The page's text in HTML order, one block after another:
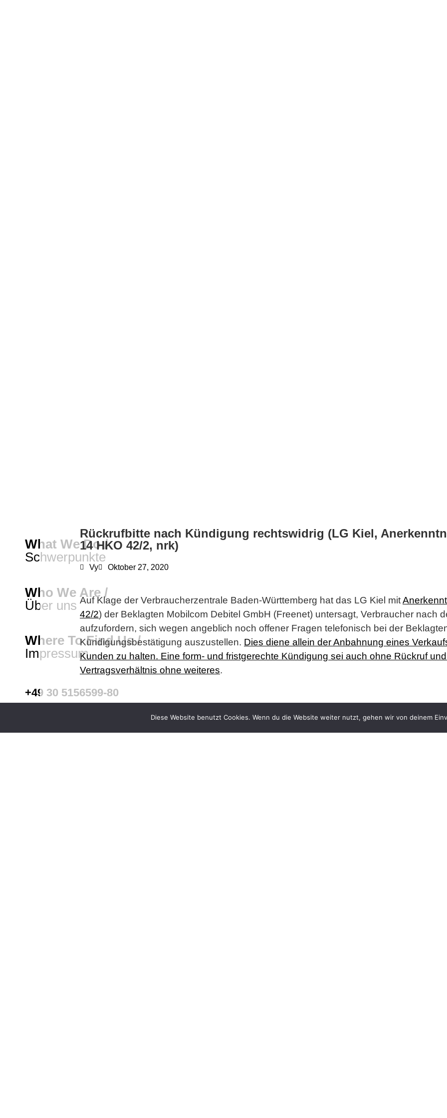
Rückrufbitte nach Kündigung rechtswidrig (LG Kiel,
14 HKO 42/2, nrk)
Vy Oktober 27, 2020
Auf Klage der Verbraucherzentrale Baden-Württemberg hat das LG Kiel mit
42/2) der Beklagten Mobilcom Debitel GmbH (Freenet) untersagt, Verbraucher nach
aufzufordern, sich wegen angeblich noch offener Fragen telefonisch bei der
Kündigungsbestätigung auszustellen. Dies diene allein der Anbahnung eines
Kunden zu halten. Eine form- und fristgerechte Kündigung sei auch ohne Rückruf
Vertragsverhältnis ohne weiteres.
What We Do /
Schwerpunkte
Who We Are /
Über uns
Where To Find Us /
Impressum
+49 30 5156599-80
Diese Website benutzt Cookies. Wenn du die Website weiter nutzt, gehen wir von deinem